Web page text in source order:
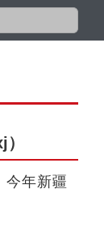
今年新疆